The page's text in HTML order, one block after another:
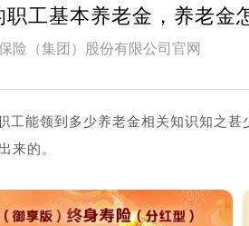
职工基本养老金，养老金
险（集团）股份有限公司官网
工能领到多少养老金相关知识知之
来的。